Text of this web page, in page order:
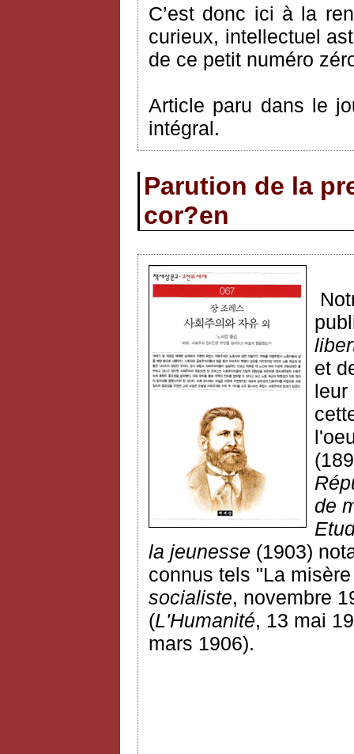
C’est donc ici à la
curieux, intellectuel
de ce petit numéro
Article paru dans le
intégral.
Parution de la
cor?en
et
leur
de
la jeunesse (1903)
connus tels "La
socialiste, novembre
(L'Humanité, 13 mai
mars 1906).